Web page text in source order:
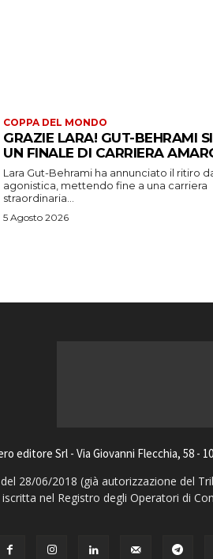
COPPA DEL MONDO
GRAZIE LARA! GUT-BEHRAMI
UN FINALE DI CARRIERA
Lara Gut-Behrami ha annunciato il ritiro
agonistica, mettendo fine a una carriera
straordinaria...
5 Agosto 2026
editore Srl - Via Giovanni Flecchia, 58 -
28/06/2018 (già autorizzazione del
nel Registro degli Operatori di